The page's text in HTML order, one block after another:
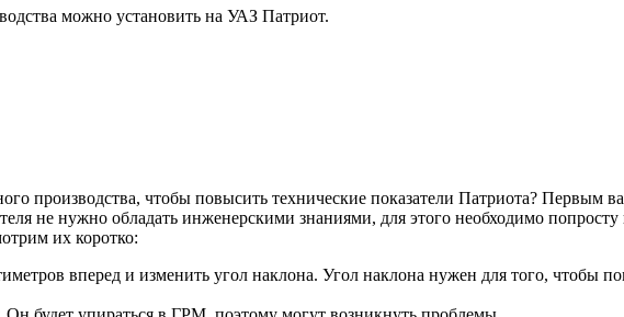
можно установить на УАЗ Патриот.
производства, чтобы повысить технические показатели Патриота? Первым
не нужно обладать инженерскими знаниями, для этого необходимо
их коротко:
вперед и изменить угол наклона. Угол наклона нужен для того, чтобы